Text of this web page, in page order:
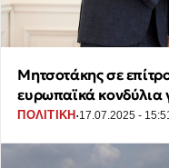
Μητσοτάκης σε
ευρωπαϊκά κονδύλια
ΠΟΛΙΤΙΚΗ ·17.07.2025 - 15:51